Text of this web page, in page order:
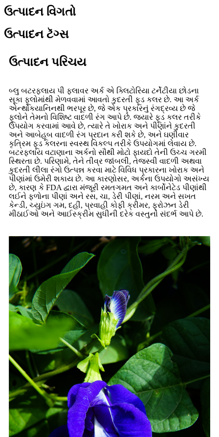
ઉત્પાદન વિગતો
ઉત્પાદન ટૅગ્સ
ઉત્પાદન પરિચય
બ્લુ બટરફ્લાય પી ફ્લાવર અર્ક એ ક્લિટોરિયા ટર્નેટીયા છોડના
સૂકા ફૂલોમાંથી મેળવવામાં આવતો કુદરતી ફૂડ કલર છે. આ અર્ક
એન્થોકયાનિનથી ભરપૂર છે, જે એક પ્રકારનું રંગદ્રવ્ય છે જે
ફૂલોને તેમનો વિશિષ્ટ વાદળી રંગ આપે છે. જ્યારે ફૂડ કલર તરીકે
ઉપયોગ કરવામાં આવે છે, ત્યારે તે ખોરાક અને પીણાંને કુદરતી
અને આબેહૂબ વાદળી રંગ પ્રદાન કરી શકે છે, અને ઘણીવાર
કૃત્રિમ ફૂડ કલરના સ્વસ્થ વિકલ્પ તરીકે ઉપયોગમાં લેવાય છે.
બટરફ્લાય વટાણાના અર્કનો સૌથી મોટો ફાયદો તેની ઉચ્ચ ગરમી
સ્થિરતા છે. પરિણામે, તેને તીવ્ર જાંબલી, તેજસ્વી વાદળી અથવા
કુદરતી લીલા રંગો ઉત્પન્ન કરવા માટે વિવિધ પ્રકારના ખોરાક અને
પીણાંમાં ઉમેરી શકાય છે. આ કારણોસર, અર્કના ઉપયોગો અસંખ્ય
છે, કારણ કે FDA દ્વારા મંજૂરી રમતગમત અને કાર્બોનેટેડ પીણાંથી
લઈને ફળોના પીણાં અને રસ, ચા, ડેરી પીણાં, નરમ અને સખત
કેન્ડી, ચ્યુઇંગ ગમ, દહીં, પ્રવાહી કોફી ક્રીમર, ફ્રોઝન ડેરી
મીઠાઈઓ અને આઈસ્ક્રીમ સુધીની દરેક વસ્તુનો સંદર્ભ આપે છે.